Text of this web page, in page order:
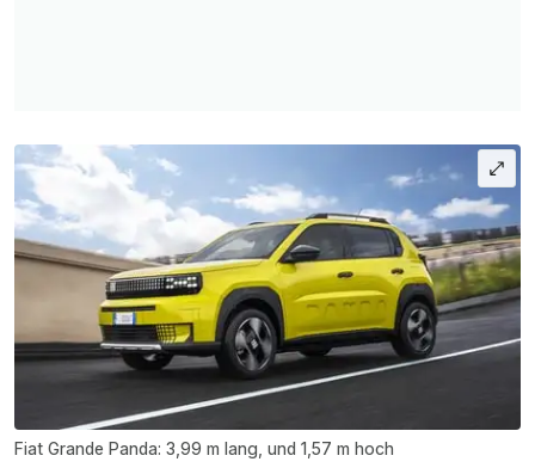
Fiat Grande Panda: 3,99 m lang, und 1,57 m hoch